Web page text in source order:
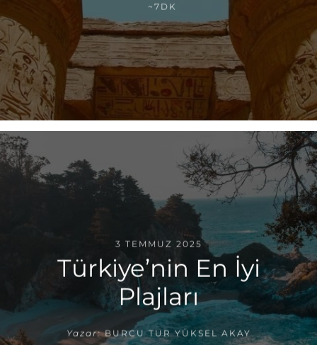
~7DK
3 TEMMUZ 2025
Türkiye’nin En İyi
Plajları
Yazar: BURCU TUR YÜKSEL AKAY